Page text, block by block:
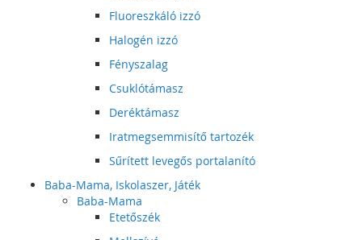
Fluoreszkáló izzó
Halogén izzó
Fényszalag
Csuklótámasz
Deréktámasz
Iratmegsemmisítő tartozék
Sűrített levegős portalanító
Baba-Mama, Iskolaszer, Játék
Baba-Mama
Etetőszék